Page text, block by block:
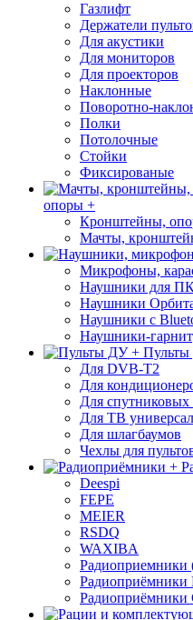
Газлифт
Держатели
Для акустики
Для мониторов
Для проекторов
Наклонные
Поворотно-
Полки
Потолочные
Стойки
Фиксированые
опоры +
Кронштейны,
Мачты,
Микрофоны,
Наушники для
Наушники
Наушники с
Наушники-
Для DVB-T2
Для
Для спутниковых
Для ТВ
Для шлагбаумов
Чехлы для
Deespi
FEPE
MEIER
RSDQ
WAXIBA
Радиоприемники
Радиоприёмники
Радиоприёмники